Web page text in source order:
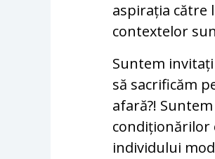
aspirația către
contextelor
Suntem
să sacrificăm
afară?!
condiționărilor
individului